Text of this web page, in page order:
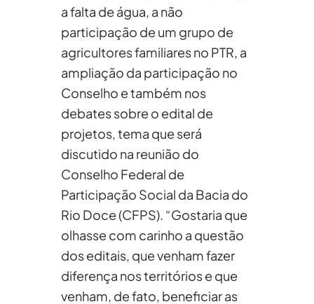
a falta de água, a não
participação de um grupo de
agricultores familiares no PTR, a
ampliação da participação no
Conselho e também nos
debates sobre o edital de
projetos, tema que será
discutido na reunião do
Conselho Federal de
Participação Social da Bacia do
Rio Doce (CFPS). “Gostaria que
olhasse com carinho a questão
dos editais, que venham fazer
diferença nos territórios e que
venham, de fato, beneficiar as